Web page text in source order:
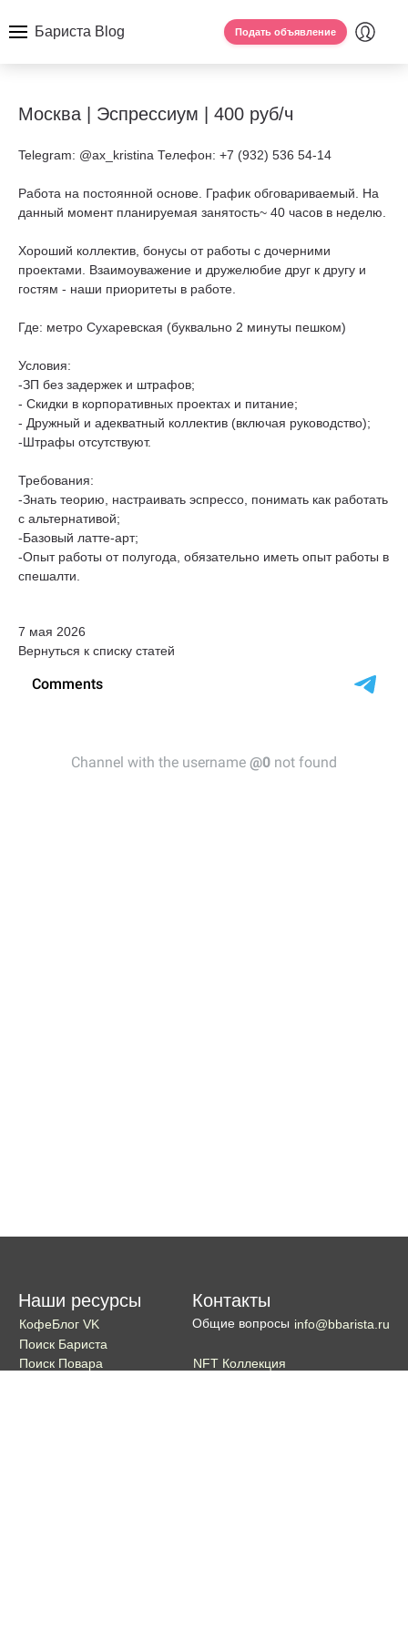
Бариста Blog Подать объявление
Москва | Эспрессиум | 400 руб/ч
Telegram: @ax_kristina Телефон: +7 (932) 536 54-14
Работа на постоянной основе. График обговариваемый. На
данный момент планируемая занятость~ 40 часов в неделю.
Хороший коллектив, бонусы от работы с дочерними
проектами. Взаимоуважение и дружелюбие друг к другу и
гостям - наши приоритеты в работе.
Где: метро Сухаревская (буквально 2 минуты пешком)
Условия:
-ЗП без задержек и штрафов;
- Cкидки в корпоративных проектах и питание;
- Дружный и адекватный коллектив (включая руководство);
-Штрафы отсутствуют.
Требования:
-Знать теорию, настраивать эспрессо, понимать как работать
с альтернативой;
-Базовый латте-арт;
-Опыт работы от полугода, обязательно иметь опыт работы в
спешалти.
7 мая 2026
Вернуться к списку статей
Наши ресурсы
КофеБлог VK
Поиск Бариста
Поиск Повара
Контакты
Общие вопросы info@bbarista.ru
NFT Коллекция